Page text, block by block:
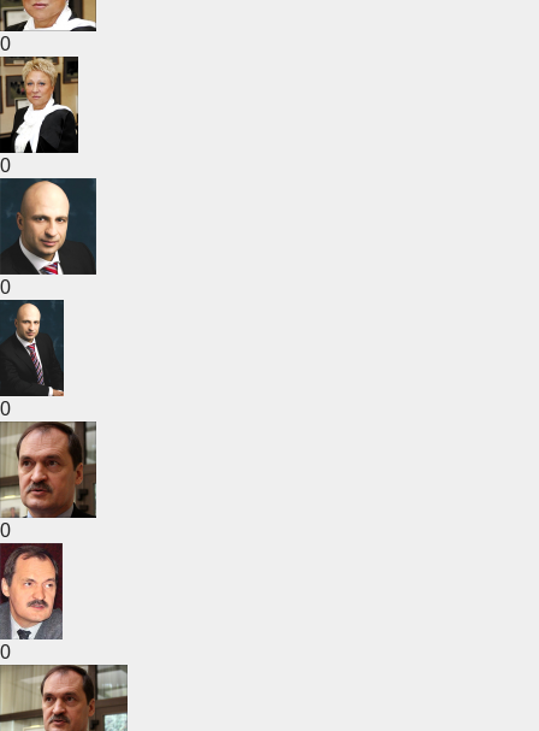
0
0
0
0
0
0